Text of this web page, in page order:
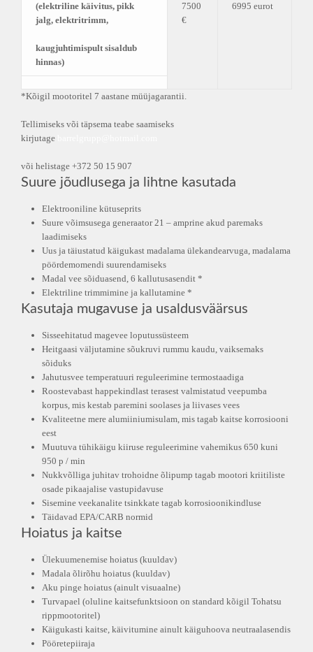
(elektriline käivitus, pikk
jalg, elektritrimm,
kaugjuhtimispult sisaldub
hinnas)
7500
€
6995 eurot
*Kõigil mootoritel 7 aastane müüjagarantii.
Tellimiseks või täpsema teabe saamiseks
kirjutage
või helistage +372 50 15 907
Suure jõudlusega ja lihtne kasutada
Elektrooniline kütuseprits
Suure võimsusega generaator 21 – amprine akud paremaks
laadimiseks
Uus ja täiustatud käigukast madalama ülekandearvuga, madalama
pöördemomendi suurendamiseks
Madal vee sõiduasend, 6 kallutusasendit *
Elektriline trimmimine ja kallutamine *
Kasutaja mugavuse ja usaldusväärsus
Sisseehitatud magevee loputussüsteem
Heitgaasi väljutamine sõukruvi rummu kaudu, vaiksemaks
sõiduks
Jahutusvee temperatuuri reguleerimine termostaadiga
Roostevabast happekindlast terasest valmistatud veepumba
korpus, mis kestab paremini soolases ja liivases vees
Kvaliteetne mere alumiiniumisulam, mis tagab kaitse korrosiooni
eest
Muutuva tühikäigu kiiruse reguleerimine vahemikus 650 kuni
950 p / min
Nukkvõlliga juhitav trohoidne õlipump tagab mootori kriitiliste
osade pikaajalise vastupidavuse
Sisemine veekanalite tsinkkate tagab korrosioonikindluse
Täidavad EPA/CARB normid
Hoiatus ja kaitse
Ülekuumenemise hoiatus (kuuldav)
Madala õlirõhu hoiatus (kuuldav)
Aku pinge hoiatus (ainult visuaalne)
Turvapael (oluline kaitsefunktsioon on standard kõigil Tohatsu
rippmootoritel)
Käigukasti kaitse, käivitumine ainult käiguhoova neutraalasendis
Pööretepiiraja